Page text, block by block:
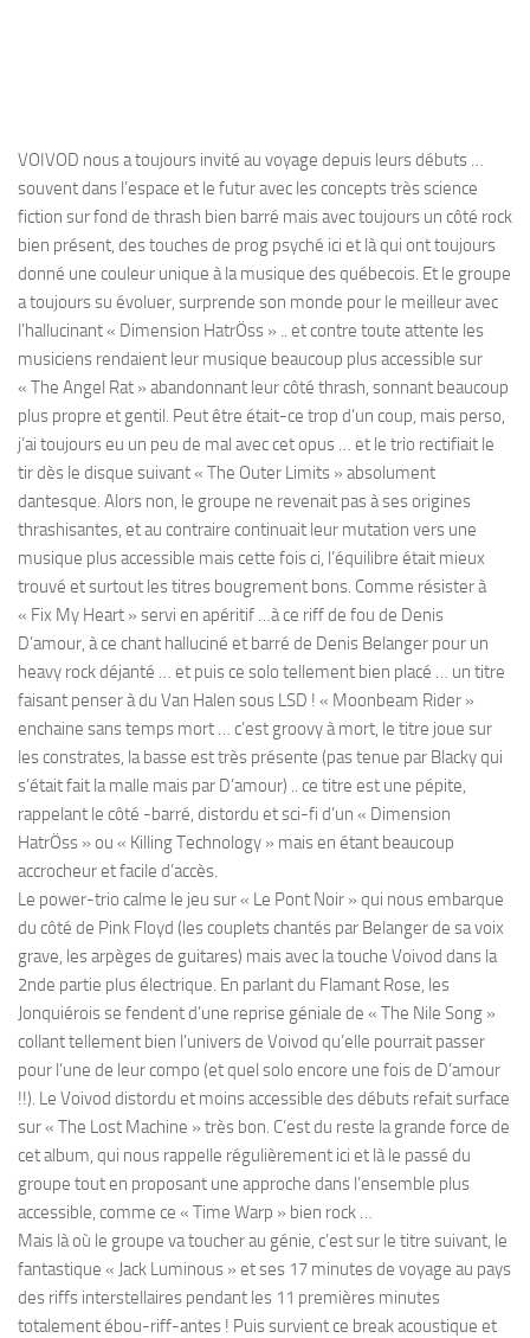
VOIVOD nous a toujours invité au voyage depuis leurs débuts …
souvent dans l’espace et le futur avec les concepts très science
fiction sur fond de thrash bien barré mais avec toujours un côté rock
bien présent, des touches de prog psyché ici et là qui ont toujours
donné une couleur unique à la musique des québecois. Et le groupe
a toujours su évoluer, surprende son monde pour le meilleur avec
l’hallucinant « Dimension HatrÖss » .. et contre toute attente les
musiciens rendaient leur musique beaucoup plus accessible sur
« The Angel Rat » abandonnant leur côté thrash, sonnant beaucoup
plus propre et gentil. Peut être était-ce trop d’un coup, mais perso,
j’ai toujours eu un peu de mal avec cet opus … et le trio rectifiait le
tir dès le disque suivant « The Outer Limits » absolument
dantesque. Alors non, le groupe ne revenait pas à ses origines
thrashisantes, et au contraire continuait leur mutation vers une
musique plus accessible mais cette fois ci, l’équilibre était mieux
trouvé et surtout les titres bougrement bons. Comme résister à
« Fix My Heart » servi en apéritif …à ce riff de fou de Denis
D’amour, à ce chant halluciné et barré de Denis Belanger pour un
heavy rock déjanté … et puis ce solo tellement bien placé … un titre
faisant penser à du Van Halen sous LSD ! « Moonbeam Rider »
enchaine sans temps mort … c’est groovy à mort, le titre joue sur
les constrates, la basse est très présente (pas tenue par Blacky qui
s’était fait la malle mais par D’amour) .. ce titre est une pépite,
rappelant le côté -barré, distordu et sci-fi d’un « Dimension
HatrÖss » ou « Killing Technology » mais en étant beaucoup
accrocheur et facile d’accès.
Le power-trio calme le jeu sur « Le Pont Noir » qui nous embarque
du côté de Pink Floyd (les couplets chantés par Belanger de sa voix
grave, les arpèges de guitares) mais avec la touche Voivod dans la
2nde partie plus électrique. En parlant du Flamant Rose, les
Jonquiérois se fendent d’une reprise géniale de « The Nile Song »
collant tellement bien l’univers de Voivod qu’elle pourrait passer
pour l’une de leur compo (et quel solo encore une fois de D’amour
!!). Le Voivod distordu et moins accessible des débuts refait surface
sur « The Lost Machine » très bon. C’est du reste la grande force de
cet album, qui nous rappelle régulièrement ici et là le passé du
groupe tout en proposant une approche dans l’ensemble plus
accessible, comme ce « Time Warp » bien rock …
Mais là où le groupe va toucher au génie, c’est sur le titre suivant, le
fantastique « Jack Luminous » et ses 17 minutes de voyage au pays
des riffs interstellaires pendant les 11 premières minutes
totalement ébou-riff-antes ! Puis survient ce break acoustique et